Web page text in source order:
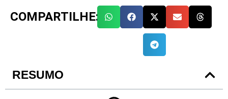
COMPARTILHE:
RESUMO